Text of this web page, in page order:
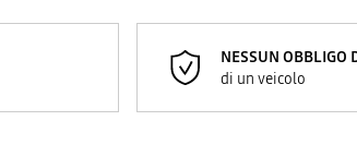
NESSUN OBBLIGO
di un veicolo